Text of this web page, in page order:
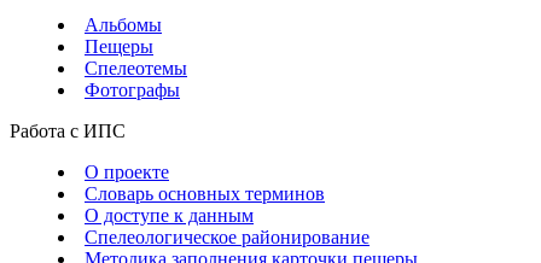
Альбомы
Пещеры
Спелеотемы
Фотографы
Работа с ИПС
О проекте
Словарь основных терминов
О доступе к данным
Спелеологическое районирование